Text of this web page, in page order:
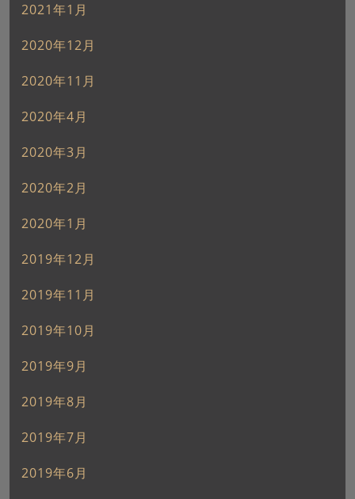
2021年1月
2020年12月
2020年11月
2020年4月
2020年3月
2020年2月
2020年1月
2019年12月
2019年11月
2019年10月
2019年9月
2019年8月
2019年7月
2019年6月